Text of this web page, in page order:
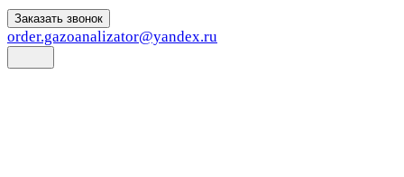
Заказать звонок
order.gazoanalizator@yandex.ru